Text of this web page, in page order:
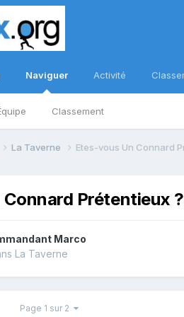
Naviguer
Classement
Activité
La Taverne Etes-vous Un Connard
Prétentieux ?
Marco
La Taverne
Page 1 sur 2